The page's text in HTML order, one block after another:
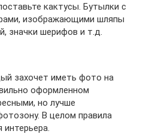
кактусы. Бутылки с
изображающими шляпы
значки шерифов и т.д.
захочет иметь фото на
оформленном
но лучше
В целом правила